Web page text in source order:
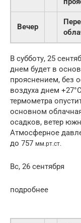
Вечер
В субботу, 25
днем будет в
прояснением, без
воздуха днем
термометра
основном
осадков, ветер
Атмосферное
до 757 мм.рт.ст.
Вс, 26 сентября
подробнее